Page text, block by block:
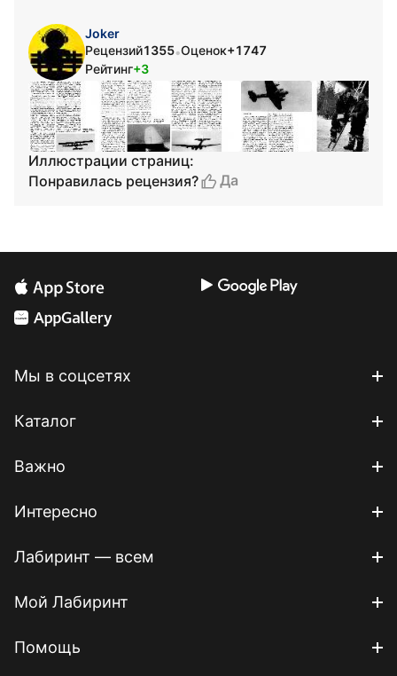
Joker
Рецензий1355•Оценок+1747
Рейтинг+3
Иллюстрации страниц:
Понравилась рецензия?
Да
Мы в соцсетях
Каталог
Важно
Интересно
Лабиринт — всем
Мой Лабиринт
Помощь